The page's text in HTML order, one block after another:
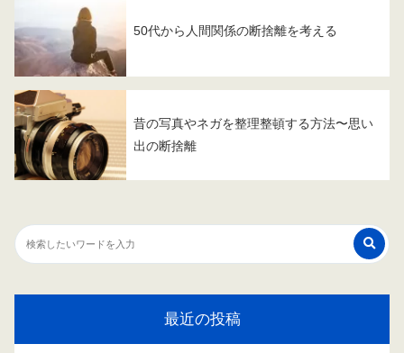
50代から人間関係の断捨離を考える
昔の写真やネガを整理整頓する方法〜思い
出の断捨離
最近の投稿